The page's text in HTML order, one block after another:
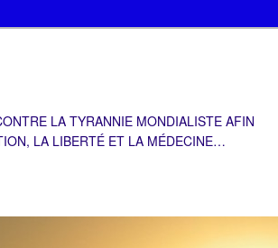
LA TYRANNIE MONDIALISTE AFIN
LA LIBERTÉ ET LA MÉDECINE…